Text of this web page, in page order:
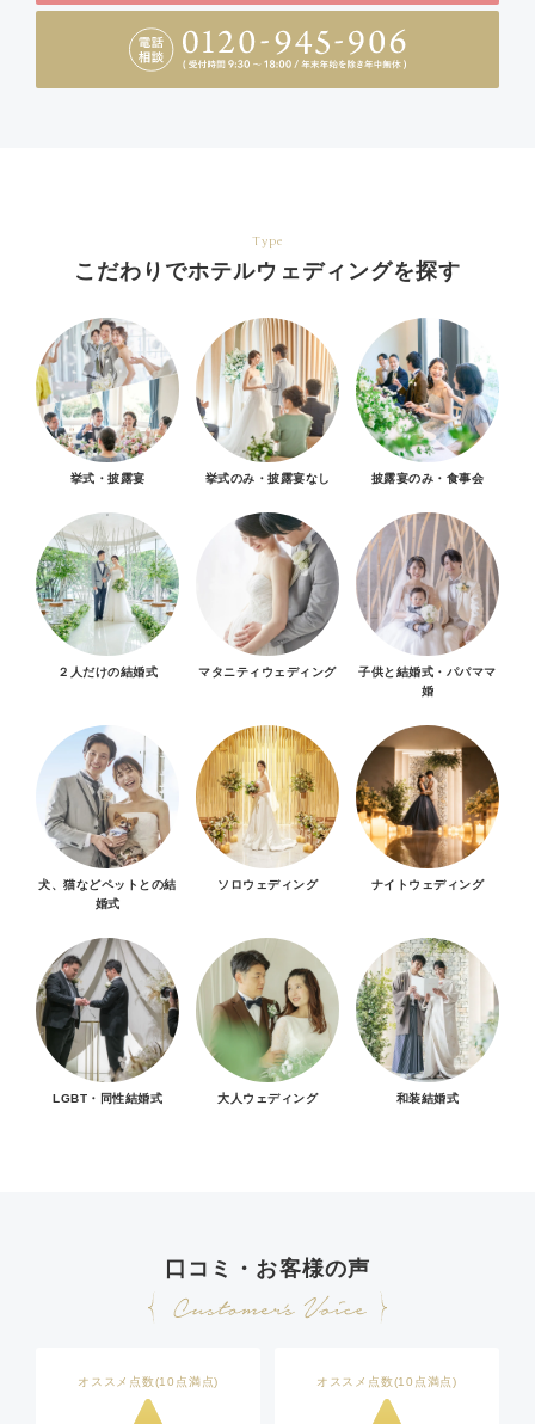
Type
こだわりでホテルウェディングを探す
挙式・披露宴 挙式のみ・披露宴なし 披露宴のみ・食事会
２人だけの結婚式 マタニティウェディング
子供と結婚式・パパママ
婚
犬、猫などペットとの結
婚式
ソロウェディング ナイトウェディング
LGBT・同性結婚式 大人ウェディング 和装結婚式
口コミ・お客様の声
オススメ点数(10点満点) オススメ点数(10点満点)